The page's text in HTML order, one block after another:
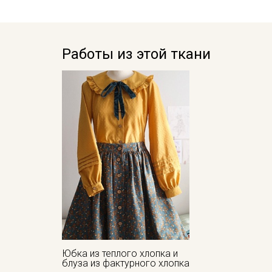
Работы из этой ткани
Юбка из теплого хлопка и
блуза из фактурного хлопка